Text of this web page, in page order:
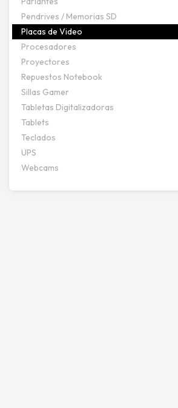
Pendrives / Memorias SD
Placas de Video
Procesadores
Proyectores
Repuestos Notebook
Sillas Gamer
Tabletas Digitalizadoras
Tablets
Teclados
UPS
Webcams